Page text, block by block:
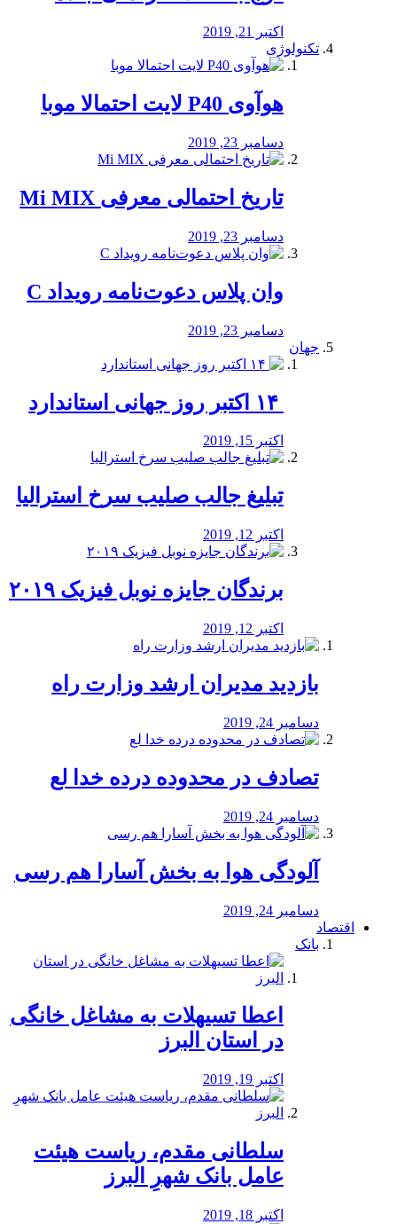
اکتبر 21, 2019
تکنولوژی
هوآوی P40 لایت احتمالا موبا
دسامبر 23, 2019
تاریخ احتمالی معرفی Mi MIX
دسامبر 23, 2019
وان پلاس دعوت‌نامه رویداد C
دسامبر 23, 2019
جهان
اکتبر 15, 2019
تبلیغ جالب صلیب سرخ استرالیا
اکتبر 12, 2019
برندگان جایزه نوبل فیزیک ۲۰۱۹
اکتبر 12, 2019
بازدید مدیران ارشد وزارت راه
دسامبر 24, 2019
تصادف در محدوده درده خدا لع
دسامبر 24, 2019
آلودگی هوا به بخش آسارا هم رسی
دسامبر 24, 2019
اقتصاد
بانک
️اعطا تسیهلات به مشاغل خانگی
در استان البرز
اکتبر 19, 2019
سلطانی مقدم، ریاست هیئت
عامل بانک شهرِ البرز
اکتبر 18, 2019